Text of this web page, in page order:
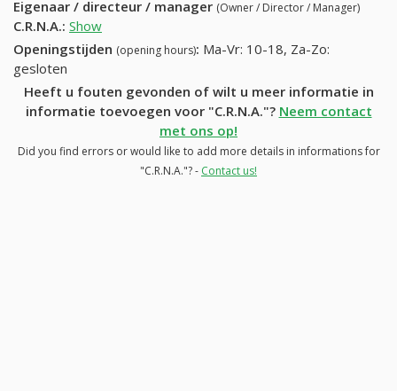
Eigenaar / directeur / manager (Owner / Director / Manager)
C.R.N.A.: Show
Openingstijden (opening hours): Ma-Vr: 10-18, Za-Zo:
gesloten
Heeft u fouten gevonden of wilt u meer informatie in
informatie toevoegen voor "C.R.N.A."? Neem contact
met ons op!
Did you find errors or would like to add more details in informations for
"C.R.N.A."? - Contact us!